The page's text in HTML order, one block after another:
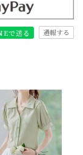
で送る 通報する